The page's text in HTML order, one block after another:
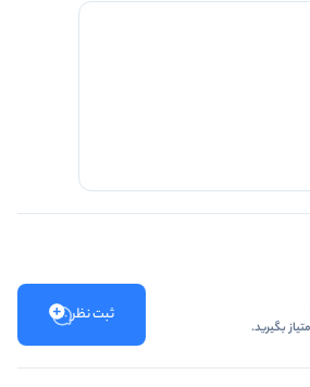
بگیرید.
ثبت نظر